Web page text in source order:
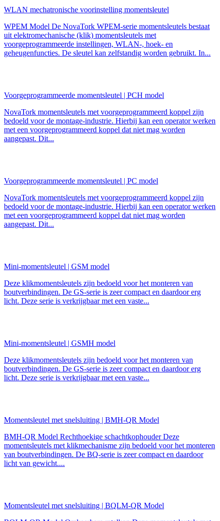
WLAN mechatronische voorinstelling momentsleutel
WPEM Model De NovaTork WPEM-serie momentsleutels bestaat
uit elektromechanische (klik) momentsleutels met
voorgeprogrammeerde instellingen, WLAN-, hoek- en
geheugenfuncties. De sleutel kan zelfstandig worden gebruikt. In...
Voorgeprogrammeerde momentsleutel | PCH model
NovaTork momentsleutels met voorgeprogrammeerd koppel zijn
bedoeld voor de montage-industrie. Hierbij kan een operator werken
met een voorgeprogrammeerd koppel dat niet mag worden
aangepast. Dit...
Voorgeprogrammeerde momentsleutel | PC model
NovaTork momentsleutels met voorgeprogrammeerd koppel zijn
bedoeld voor de montage-industrie. Hierbij kan een operator werken
met een voorgeprogrammeerd koppel dat niet mag worden
aangepast. Dit...
Mini-momentsleutel | GSM model
Deze klikmomentsleutels zijn bedoeld voor het monteren van
boutverbindingen. De GS-serie is zeer compact en daardoor erg
licht. Deze serie is verkrijgbaar met een vaste...
Mini-momentsleutel | GSMH model
Deze klikmomentsleutels zijn bedoeld voor het monteren van
boutverbindingen. De GS-serie is zeer compact en daardoor erg
licht. Deze serie is verkrijgbaar met een vaste...
Momentsleutel met snelsluiting | BMH-QR Model
BMH-QR Model Rechthoekige schachtkophouder Deze
momentsleutels met klikmechanisme zijn bedoeld voor het monteren
van boutverbindingen. De BQ-serie is zeer compact en daardoor
licht van gewicht....
Momentsleutel met snelsluiting | BQLM-QR Model